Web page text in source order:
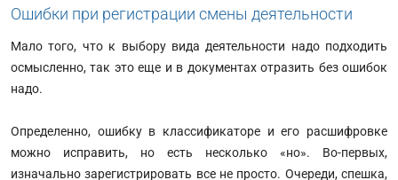
Ошибки при регистрации смены деятельности
Мало того, что к выбору вида деятельности надо подходить
осмысленно, так это еще и в документах отразить без ошибок
надо.
Определенно, ошибку в классификаторе и его расшифровке
можно исправить, но есть несколько «но». Во-первых,
изначально зарегистрировать все не просто. Очереди, спешка,